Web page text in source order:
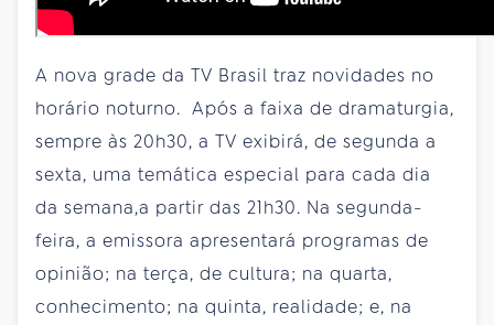
A nova grade da TV Brasil traz novidades no
horário noturno. Após a faixa de dramaturgia,
sempre às 20h30, a TV exibirá, de segunda a
sexta, uma temática especial para cada dia
da semana,a partir das 21h30. Na segunda-
feira, a emissora apresentará programas de
opinião; na terça, de cultura; na quarta,
conhecimento; na quinta, realidade; e, na